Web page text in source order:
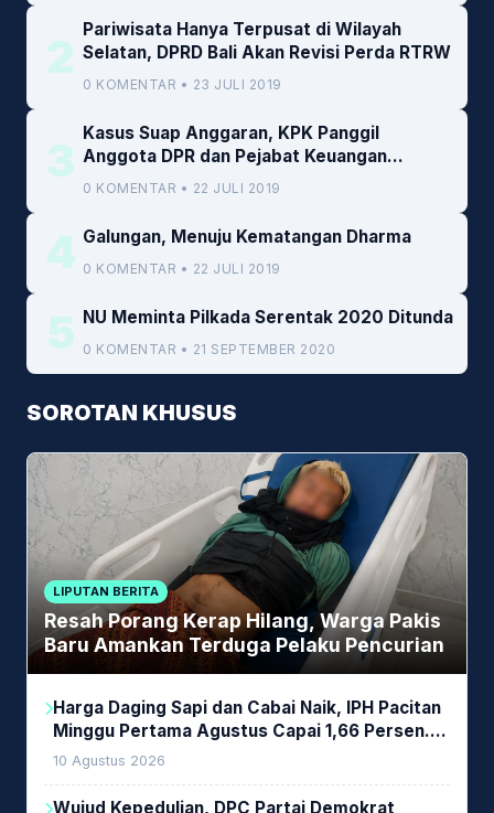
2
Pariwisata Hanya Terpusat di Wilayah
Selatan, DPRD Bali Akan Revisi Perda RTRW
0 KOMENTAR • 23 JULI 2019
3
Kasus Suap Anggaran, KPK Panggil
Anggota DPR dan Pejabat Keuangan
Kemenkeu
0 KOMENTAR • 22 JULI 2019
4 Galungan, Menuju Kematangan Dharma
0 KOMENTAR • 22 JULI 2019
5 NU Meminta Pilkada Serentak 2020 Ditunda
0 KOMENTAR • 21 SEPTEMBER 2020
SOROTAN KHUSUS
LIPUTAN BERITA
Resah Porang Kerap Hilang, Warga Pakis
Baru Amankan Terduga Pelaku Pencurian
Harga Daging Sapi dan Cabai Naik, IPH Pacitan
Minggu Pertama Agustus Capai 1,66 Persen.
Ini Penjelasan Kabag Ayub
10 Agustus 2026
Wujud Kepedulian, DPC Partai Demokrat